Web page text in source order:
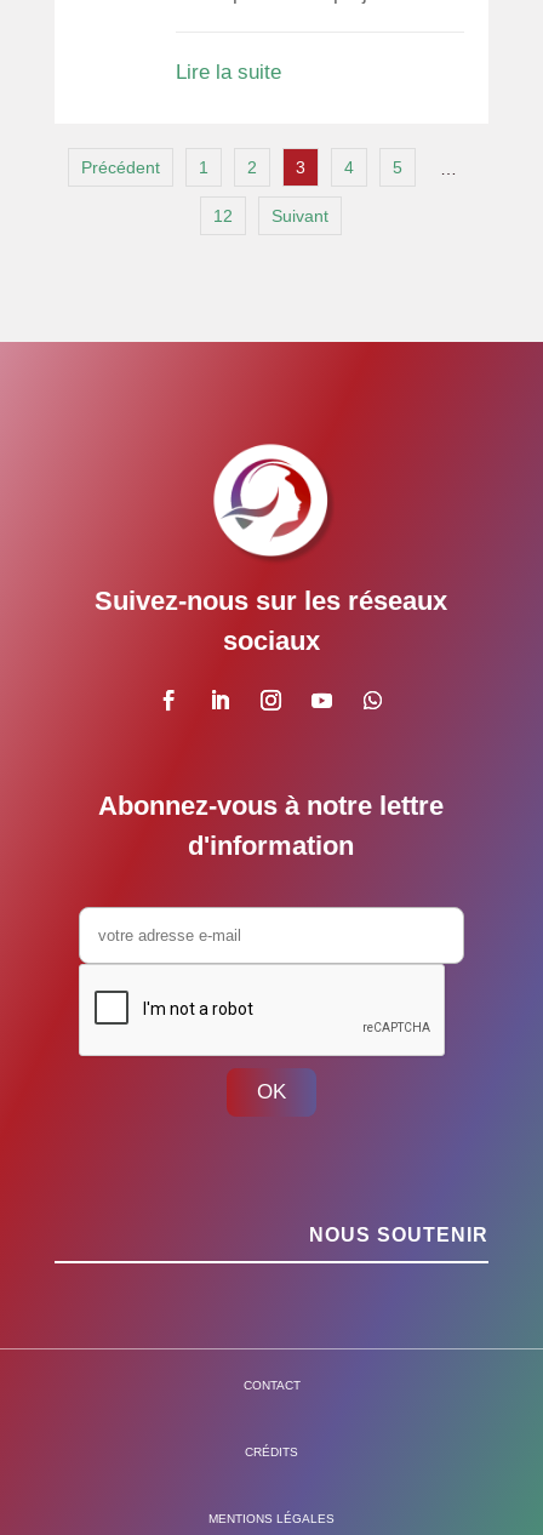
Lire la suite
Précédent 1 2 3 4 5 …
12 Suivant
Suivez-nous sur les réseaux
sociaux
Abonnez-vous à notre lettre
d'information
OK
NOUS SOUTENIR
CONTACT
CRÉDITS
MENTIONS LÉGALES